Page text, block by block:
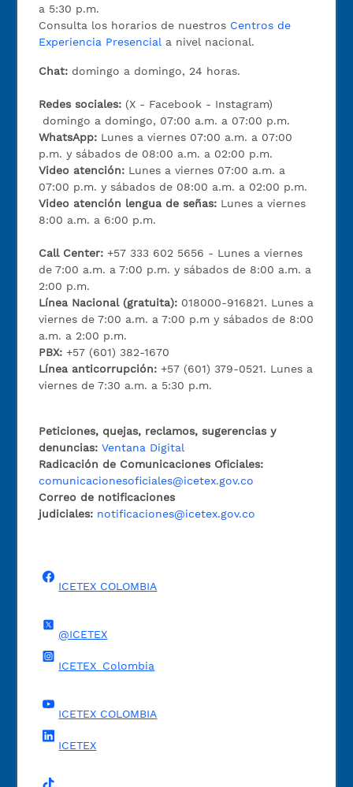
a 5:30 p.m.
Consulta los horarios de nuestros Centros de
Experiencia Presencial a nivel nacional.
Chat: domingo a domingo, 24 horas.
Redes sociales: (X - Facebook - Instagram)
domingo a domingo, 07:00 a.m. a 07:00 p.m.
WhatsApp: Lunes a viernes 07:00 a.m. a 07:00
p.m. y sábados de 08:00 a.m. a 02:00 p.m.
Video atención: Lunes a viernes 07:00 a.m. a
07:00 p.m. y sábados de 08:00 a.m. a 02:00 p.m.
Video atención lengua de señas: Lunes a viernes
8:00 a.m. a 6:00 p.m.
Call Center:+57 333 602 5656 - Lunes a viernes
de 7:00 a.m. a 7:00 p.m. y sábados de 8:00 a.m. a
2:00 p.m.
Línea Nacional (gratuita): 018000-916821. Lunes a
viernes de 7:00 a.m. a 7:00 p.m y sábados de 8:00
a.m. a 2:00 p.m.
PBX:+57 (601) 382-1670
Línea anticorrupción:+57 (601) 379-0521. Lunes a
viernes de 7:30 a.m. a 5:30 p.m.
Peticiones, quejas, reclamos, sugerencias y
denuncias: Ventana Digital
Radicación de Comunicaciones Oficiales:
comunicacionesoficiales@icetex.gov.co
Correo de notificaciones
judiciales: notificaciones@icetex.gov.co
ICETEX COLOMBIA
@ICETEX
ICETEX_Colombia
ICETEX COLOMBIA
ICETEX